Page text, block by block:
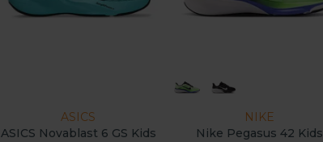
ASICS
ASICS Novablast 6 GS Kids
NIKE
Nike Pegasus 42 Kids